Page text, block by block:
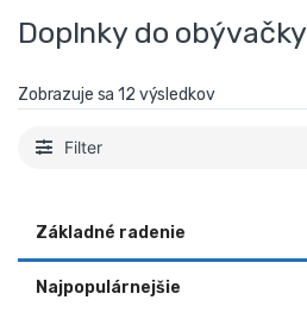
Doplnky do obývačky
Zobrazuje sa 12 výsledkov
Filter
Základné radenie
Najpopulárnejšie